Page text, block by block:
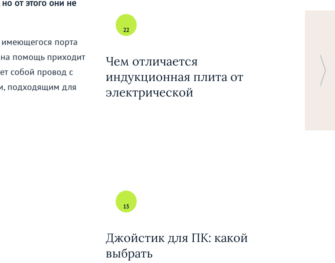
от этого они не
порта
на помощь приходит
собой провод с
подходящим для
22
Чем отличается
индукционная плита от
электрической
15
Джойстик для ПК: какой
выбрать